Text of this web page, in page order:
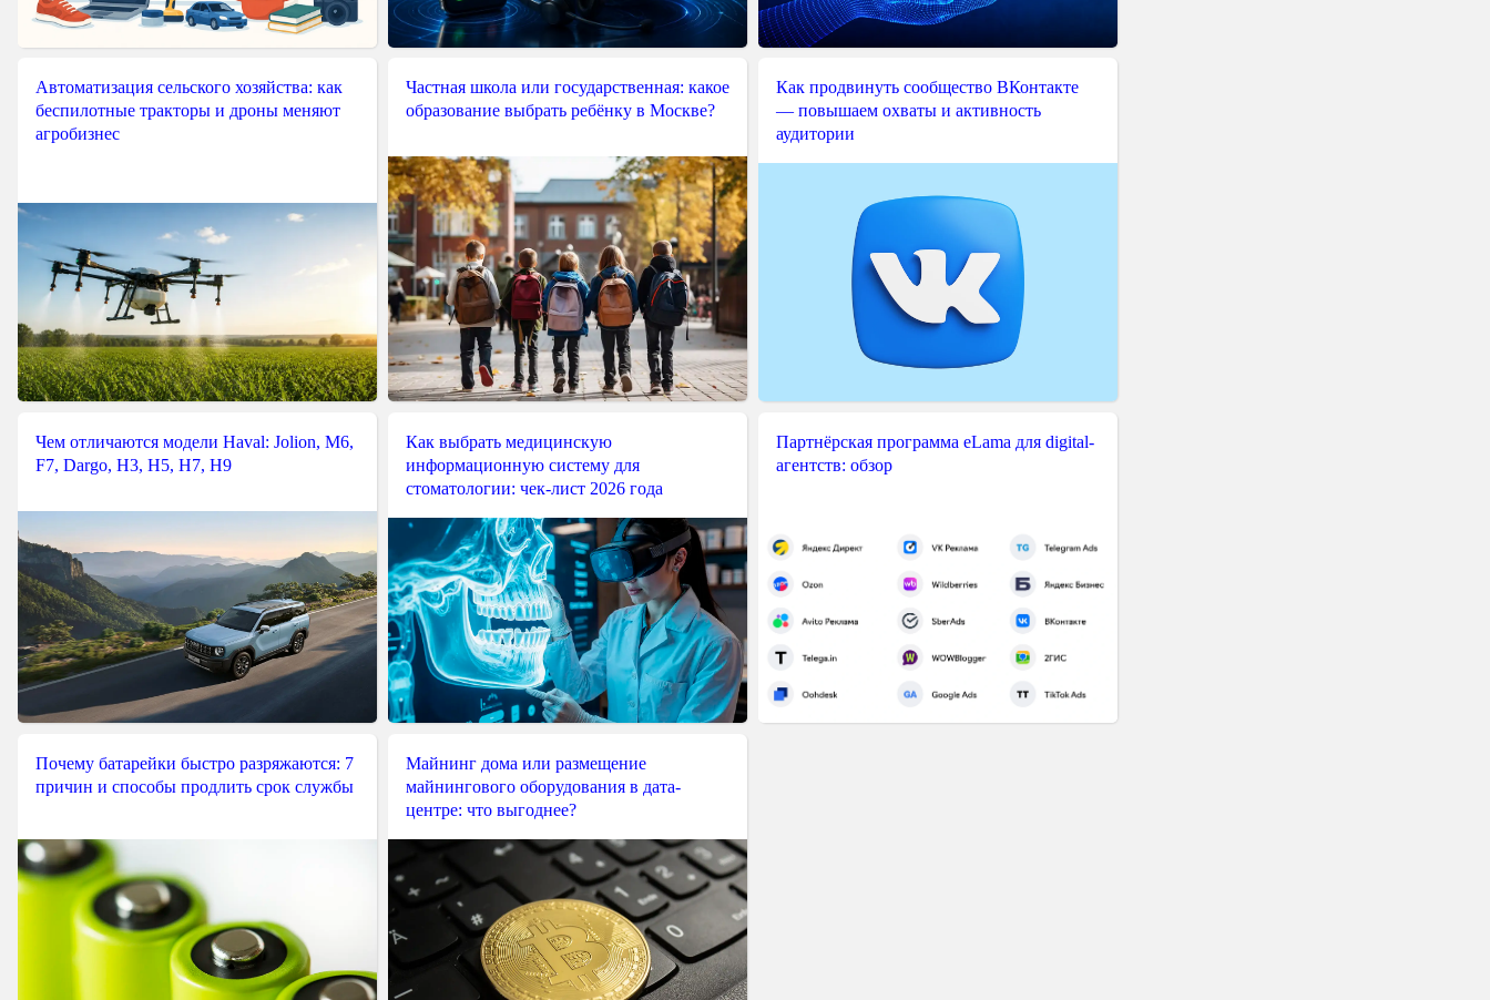
Автоматизация сельского хозяйства: как
беспилотные тракторы и дроны меняют
агробизнес
Частная школа или государственная: какое
образование выбрать ребёнку в Москве?
Как продвинуть сообщество ВКонтакте
— повышаем охваты и активность
аудитории
Чем отличаются модели Haval: Jolion, M6,
F7, Dargo, H3, H5, H7, H9
Как выбрать медицинскую
информационную систему для
стоматологии: чек-лист 2026 года
Партнёрская программа eLama для digital-
агентств: обзор
Почему батарейки быстро разряжаются: 7
причин и способы продлить срок службы
Майнинг дома или размещение
майнингового оборудования в дата-
центре: что выгоднее?